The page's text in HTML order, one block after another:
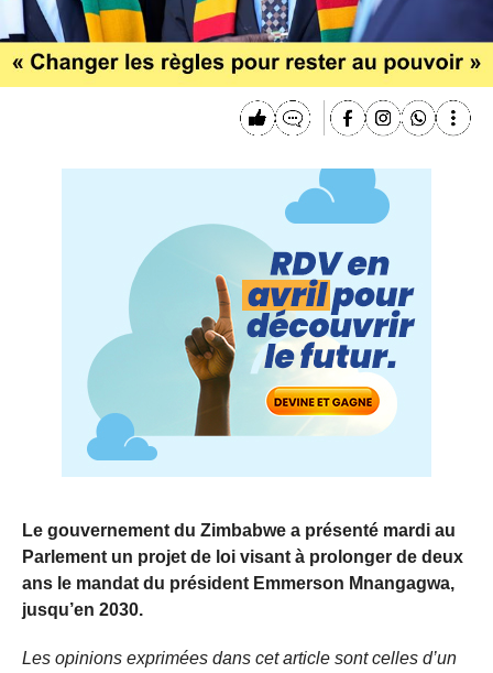
Le gouvernement du Zimbabwe a présenté mardi au
Parlement un projet de loi visant à prolonger de deux
ans le mandat du président Emmerson Mnangagwa,
jusqu’en 2030.
Les opinions exprimées dans cet article sont celles d’un